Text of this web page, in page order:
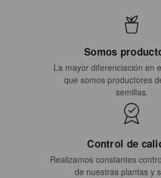
Somos
La mayor diferenciación en
que somos productores
semillas.
Control de
Realizamos constantes
de nuestras plantas y